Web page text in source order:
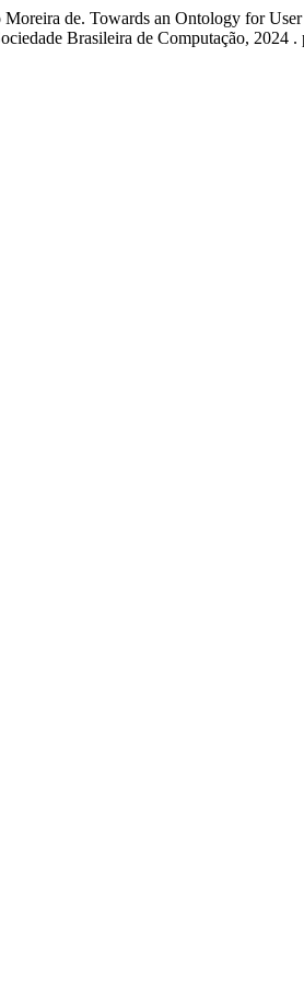
de. Towards an Ontology for
Brasileira de Computação, 2024